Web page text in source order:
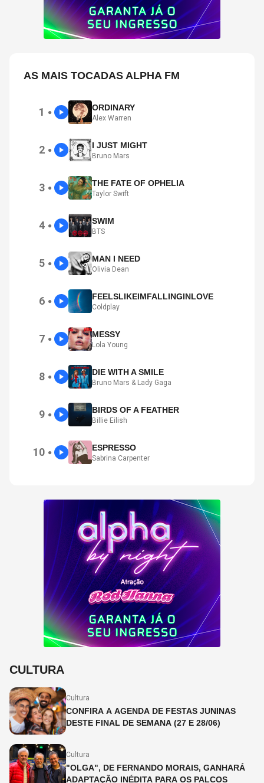
AS MAIS TOCADAS ALPHA FM
1 ● ORDINARY
Alex Warren
2 ● I JUST MIGHT
Bruno Mars
3 ● THE FATE OF OPHELIA
Taylor Swift
4 ● SWIM
BTS
5 ● MAN I NEED
Olivia Dean
6 ● FEELSLIKEIMFALLINGINLOVE
Coldplay
7 ● MESSY
Lola Young
8 ● DIE WITH A SMILE
Bruno Mars & Lady Gaga
9 ● BIRDS OF A FEATHER
Billie Eilish
10 ● ESPRESSO
Sabrina Carpenter
CULTURA
Cultura
CONFIRA A AGENDA DE FESTAS JUNINAS
DESTE FINAL DE SEMANA (27 E 28/06)
Cultura
"OLGA", DE FERNANDO MORAIS, GANHARÁ
ADAPTAÇÃO INÉDITA PARA OS PALCOS